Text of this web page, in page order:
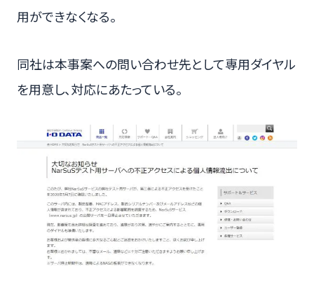
用ができなくなる。
同社は本事案への問い合わせ先として専用ダイヤル
を用意し、対応にあたっている。